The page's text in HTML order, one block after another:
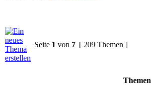
Seite 1 von 7 [ 209 Themen ]
Themen